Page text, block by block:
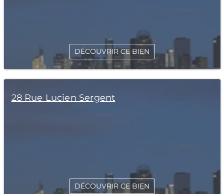
DÉCOUVRIR CE BIEN
28 Rue Lucien Sergent
DÉCOUVRIR CE BIEN